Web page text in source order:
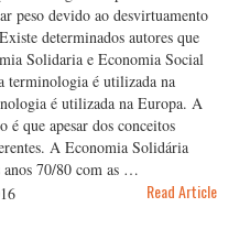
peso devido ao desvirtuamento
determinados autores que
Solidaria e Economia Social
terminologia é utilizada na
é utilizada na Europa. A
é que apesar dos conceitos
A Economia Solidária
anos 70/80 com as …
Read Article